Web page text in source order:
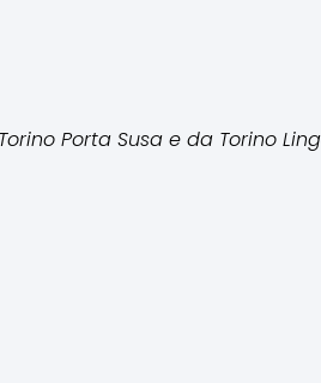
Porta Susa e da Torino